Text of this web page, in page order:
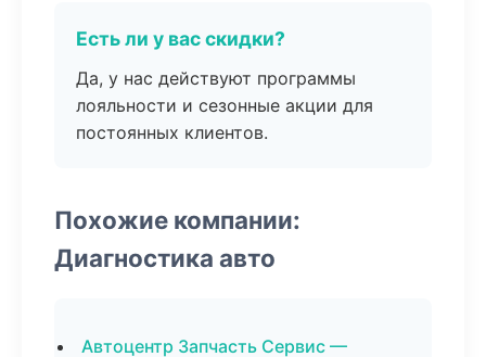
Есть ли у вас скидки?
Да, у нас действуют программы
лояльности и сезонные акции для
постоянных клиентов.
Похожие компании:
Диагностика авто
Автоцентр Запчасть Сервис —